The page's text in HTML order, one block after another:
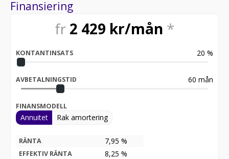
elektrisk mopedbil r4 r5 . Kan även fås som 25km/h
klass 2 elmopedbil, denna körs av alla som är födda
innan1994 helt utan körkort / mopedkort! Lägg till
20000kr och få ett kraftfullt uttagbart lithium batteri.
överenskommelse ring eller mejla innan så bokar vi en
en tid. Obs ny adress Videvägen 1B Hallstahammar
Finansiering
fr 2 429 kr/mån *
KONTANTINSATS 20 %
AVBETALNINGSTID 60 mån
FINANSMODELL
Annuitet Rak amortering
RÄNTA 7,95 %
EFFEKTIV RÄNTA 8,25 %